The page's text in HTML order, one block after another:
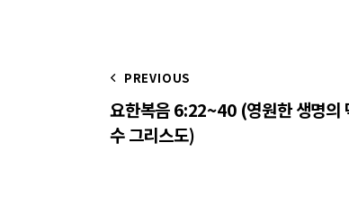
PREVIOUS
요한복음 6:22~40 (영원한 생명의
수 그리스도)